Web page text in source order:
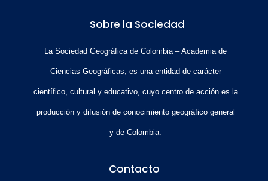
Sobre la Sociedad
La Sociedad Geográfica de Colombia – Academia de
Ciencias Geográficas, es una entidad de carácter
científico, cultural y educativo, cuyo centro de acción es la
producción y difusión de conocimiento geográfico general
y de Colombia.
Contacto